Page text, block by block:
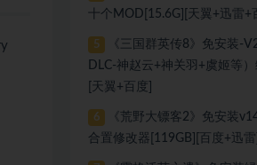
十个MOD[15.6G][天翼+迅雷+
5
《三国群英传8》免安装-
DLC-神赵云+神关羽+虞姬等
[天翼+百度]
6
《荒野大镖客2》免安装
合置修改器[119GB][百度+迅雷]